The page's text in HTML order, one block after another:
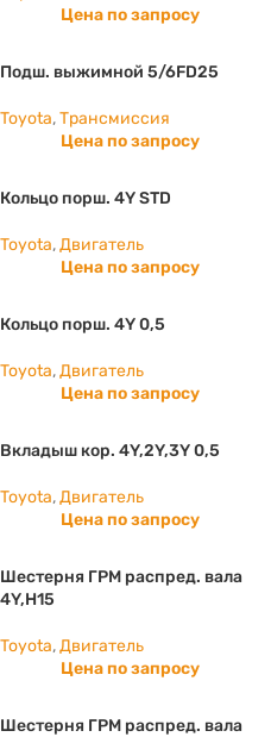
Цена по запросу
Подш. выжимной 5/6FD25
Toyota,Трансмиссия
Цена по запросу
Кольцо порш. 4Y STD
Toyota,Двигатель
Цена по запросу
Кольцо порш. 4Y 0,5
Toyota,Двигатель
Цена по запросу
Вкладыш кор. 4Y,2Y,3Y 0,5
Toyota,Двигатель
Цена по запросу
Шестерня ГРМ распред. вала
4Y,H15
Toyota,Двигатель
Цена по запросу
Шестерня ГРМ распред. вала